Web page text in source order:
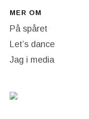
MER OM
På spåret
Let’s dance
Jag i media